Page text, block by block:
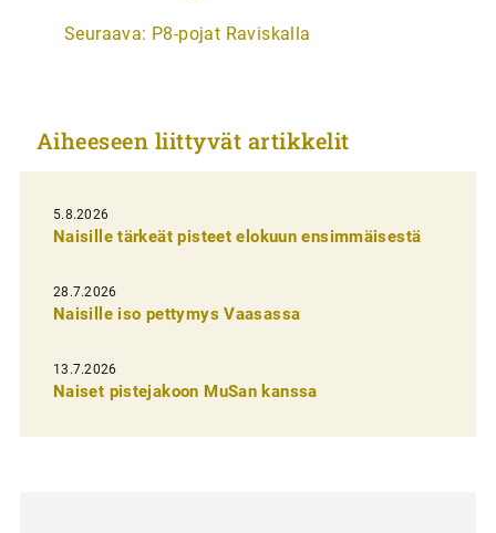
t
k
e
l
i
e
n
e
Seuraava: P8-pojat Raviskalla
Aiheeseen liittyvät artikkelit
5.8.2026
Naisille tärkeät pisteet elokuun ensimmäisestä
28.7.2026
Naisille iso pettymys Vaasassa
13.7.2026
Naiset pistejakoon MuSan kanssa